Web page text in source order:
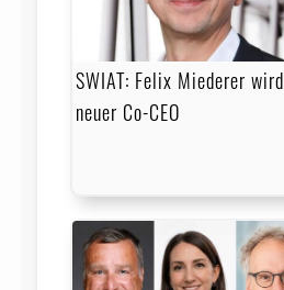
SWIAT: Felix Miederer wird
neuer Co-CEO